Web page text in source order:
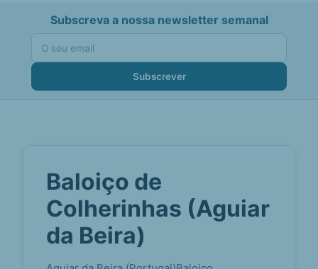
Subscreva a nossa newsletter semanal
Subscrever
Baloiço de
Colherinhas (Aguiar
da Beira)